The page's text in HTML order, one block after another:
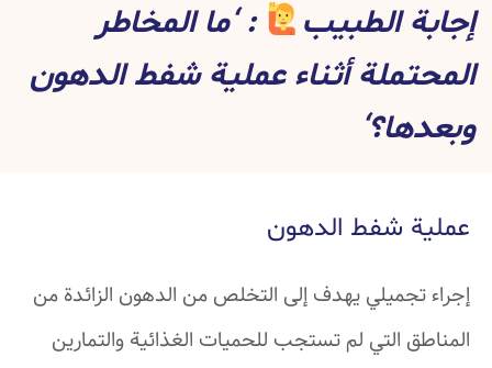
إجابة الطبيب
: ‘ما المخاطر
المحتملة أثناء عملية شفط الدهون
وبعدها؟‘
عملية شفط الدهون
إجراء تجميلي يهدف إلى التخلص من الدهون الزائدة من
المناطق التي لم تستجب للحميات الغذائية والتمارين